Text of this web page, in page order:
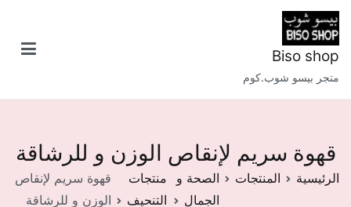
تخطى
إلى
المحتوى
Biso shop
متجر بيسو شوب.كوم
قهوة سريم لإنقاص الوزن و للرشاقة
الرئيسية المنتجات
الصحة و
الجمال
منتجات
التنحيف
قهوة سريم لإنقاص
الوزن و للرشاقة